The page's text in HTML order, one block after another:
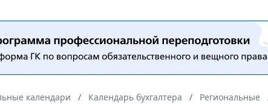
календари Календарь бухгалтера Региональные